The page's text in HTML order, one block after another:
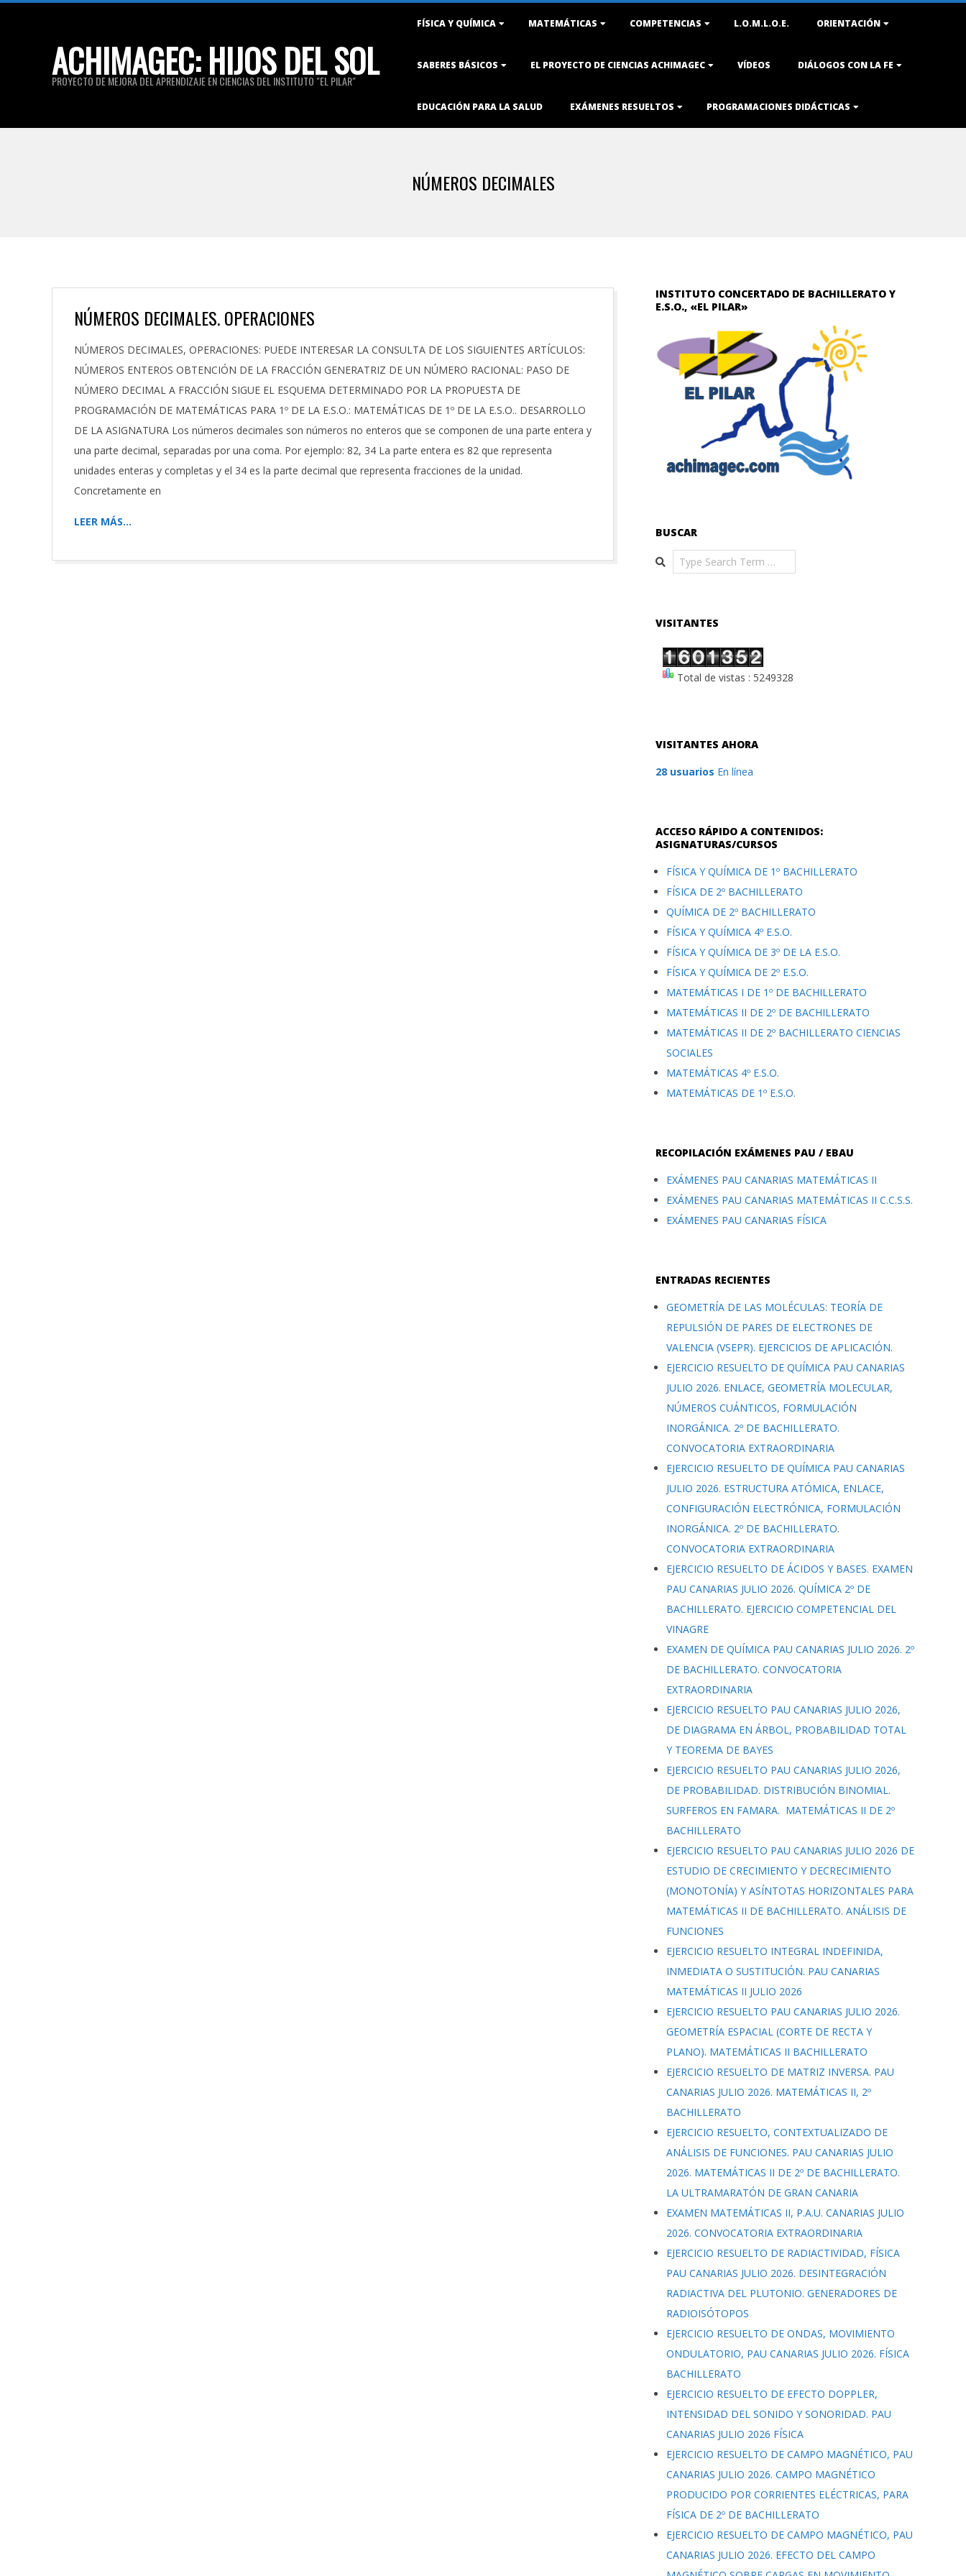
ACHIMAGEC: HIJOS DEL SOL
PROYECTO DE MEJORA DEL APRENDIZAJE EN CIENCIAS DEL INSTITUTO "EL PILAR"
FÍSICA Y QUÍMICA MATEMÁTICAS COMPETENCIAS L.O.M.L.O.E. ORIENTACIÓN
SABERES BÁSICOS EL PROYECTO DE CIENCIAS ACHIMAGEC VÍDEOS DIÁLOGOS CON LA FE
EDUCACIÓN PARA LA SALUD EXÁMENES RESUELTOS PROGRAMACIONES DIDÁCTICAS
NÚMEROS DECIMALES
NÚMEROS DECIMALES. OPERACIONES
2025-
03-
15
NÚMEROS DECIMALES, OPERACIONES: PUEDE INTERESAR LA CONSULTA DE LOS SIGUIENTES ARTÍCULOS:
NÚMEROS ENTEROS OBTENCIÓN DE LA FRACCIÓN GENERATRIZ DE UN NÚMERO RACIONAL: PASO DE
NÚMERO DECIMAL A FRACCIÓN SIGUE EL ESQUEMA DETERMINADO POR LA PROPUESTA DE
PROGRAMACIÓN DE MATEMÁTICAS PARA 1º DE LA E.S.O.: MATEMÁTICAS DE 1º DE LA E.S.O.. DESARROLLO
DE LA ASIGNATURA Los números decimales son números no enteros que se componen de una parte entera y
una parte decimal, separadas por una coma. Por ejemplo: 82, 34 La parte entera es 82 que representa
unidades enteras y completas y el 34 es la parte decimal que representa fracciones de la unidad.
Concretamente en
LEER MÁS…
INSTITUTO CONCERTADO DE BACHILLERATO Y
E.S.O., «EL PILAR»
BUSCAR
Search
VISITANTES
Total de vistas : 5249328
VISITANTES AHORA
28 usuarios En línea
ACCESO RÁPIDO A CONTENIDOS:
ASIGNATURAS/CURSOS
FÍSICA Y QUÍMICA DE 1º BACHILLERATO
FÍSICA DE 2º BACHILLERATO
QUÍMICA DE 2º BACHILLERATO
FÍSICA Y QUÍMICA 4º E.S.O.
FÍSICA Y QUÍMICA DE 3º DE LA E.S.O.
FÍSICA Y QUÍMICA DE 2º E.S.O.
MATEMÁTICAS I DE 1º DE BACHILLERATO
MATEMÁTICAS II DE 2º DE BACHILLERATO
MATEMÁTICAS II DE 2º BACHILLERATO CIENCIAS
SOCIALES
MATEMÁTICAS 4º E.S.O.
MATEMÁTICAS DE 1º E.S.O.
RECOPILACIÓN EXÁMENES PAU / EBAU
EXÁMENES PAU CANARIAS MATEMÁTICAS II
EXÁMENES PAU CANARIAS MATEMÁTICAS II C.C.S.S.
EXÁMENES PAU CANARIAS FÍSICA
ENTRADAS RECIENTES
GEOMETRÍA DE LAS MOLÉCULAS: TEORÍA DE
REPULSIÓN DE PARES DE ELECTRONES DE
VALENCIA (VSEPR). EJERCICIOS DE APLICACIÓN.
EJERCICIO RESUELTO DE QUÍMICA PAU CANARIAS
JULIO 2026. ENLACE, GEOMETRÍA MOLECULAR,
NÚMEROS CUÁNTICOS, FORMULACIÓN
INORGÁNICA. 2º DE BACHILLERATO.
CONVOCATORIA EXTRAORDINARIA
EJERCICIO RESUELTO DE QUÍMICA PAU CANARIAS
JULIO 2026. ESTRUCTURA ATÓMICA, ENLACE,
CONFIGURACIÓN ELECTRÓNICA, FORMULACIÓN
INORGÁNICA. 2º DE BACHILLERATO.
CONVOCATORIA EXTRAORDINARIA
EJERCICIO RESUELTO DE ÁCIDOS Y BASES. EXAMEN
PAU CANARIAS JULIO 2026. QUÍMICA 2º DE
BACHILLERATO. EJERCICIO COMPETENCIAL DEL
VINAGRE
EXAMEN DE QUÍMICA PAU CANARIAS JULIO 2026. 2º
DE BACHILLERATO. CONVOCATORIA
EXTRAORDINARIA
EJERCICIO RESUELTO PAU CANARIAS JULIO 2026,
DE DIAGRAMA EN ÁRBOL, PROBABILIDAD TOTAL
Y TEOREMA DE BAYES
EJERCICIO RESUELTO PAU CANARIAS JULIO 2026,
DE PROBABILIDAD. DISTRIBUCIÓN BINOMIAL.
SURFEROS EN FAMARA. MATEMÁTICAS II DE 2º
BACHILLERATO
EJERCICIO RESUELTO PAU CANARIAS JULIO 2026 DE
ESTUDIO DE CRECIMIENTO Y DECRECIMIENTO
(MONOTONÍA) Y ASÍNTOTAS HORIZONTALES PARA
MATEMÁTICAS II DE BACHILLERATO. ANÁLISIS DE
FUNCIONES
EJERCICIO RESUELTO INTEGRAL INDEFINIDA,
INMEDIATA O SUSTITUCIÓN. PAU CANARIAS
MATEMÁTICAS II JULIO 2026
EJERCICIO RESUELTO PAU CANARIAS JULIO 2026.
GEOMETRÍA ESPACIAL (CORTE DE RECTA Y
PLANO). MATEMÁTICAS II BACHILLERATO
EJERCICIO RESUELTO DE MATRIZ INVERSA. PAU
CANARIAS JULIO 2026. MATEMÁTICAS II, 2º
BACHILLERATO
EJERCICIO RESUELTO, CONTEXTUALIZADO DE
ANÁLISIS DE FUNCIONES. PAU CANARIAS JULIO
2026. MATEMÁTICAS II DE 2º DE BACHILLERATO.
LA ULTRAMARATÓN DE GRAN CANARIA
EXAMEN MATEMÁTICAS II, P.A.U. CANARIAS JULIO
2026. CONVOCATORIA EXTRAORDINARIA
EJERCICIO RESUELTO DE RADIACTIVIDAD, FÍSICA
PAU CANARIAS JULIO 2026. DESINTEGRACIÓN
RADIACTIVA DEL PLUTONIO. GENERADORES DE
RADIOISÓTOPOS
EJERCICIO RESUELTO DE ONDAS, MOVIMIENTO
ONDULATORIO, PAU CANARIAS JULIO 2026. FÍSICA
BACHILLERATO
EJERCICIO RESUELTO DE EFECTO DOPPLER,
INTENSIDAD DEL SONIDO Y SONORIDAD. PAU
CANARIAS JULIO 2026 FÍSICA
EJERCICIO RESUELTO DE CAMPO MAGNÉTICO, PAU
CANARIAS JULIO 2026. CAMPO MAGNÉTICO
PRODUCIDO POR CORRIENTES ELÉCTRICAS, PARA
FÍSICA DE 2º DE BACHILLERATO
EJERCICIO RESUELTO DE CAMPO MAGNÉTICO, PAU
CANARIAS JULIO 2026. EFECTO DEL CAMPO